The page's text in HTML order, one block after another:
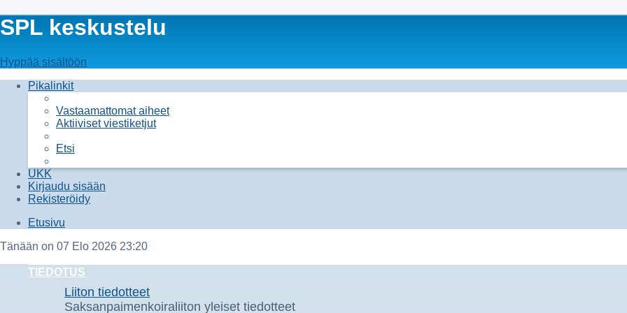
SPL keskustelu
Hyppää sisältöön
Pikalinkit
Vastaamattomat aiheet
Aktiiviset viestiketjut
Etsi
UKK
Kirjaudu sisään
Rekisteröidy
Etusivu
Tänään on 07 Elo 2026 23:20
TIEDOTUS
Liiton tiedotteet
Saksanpaimenkoiraliiton yleiset tiedotteet